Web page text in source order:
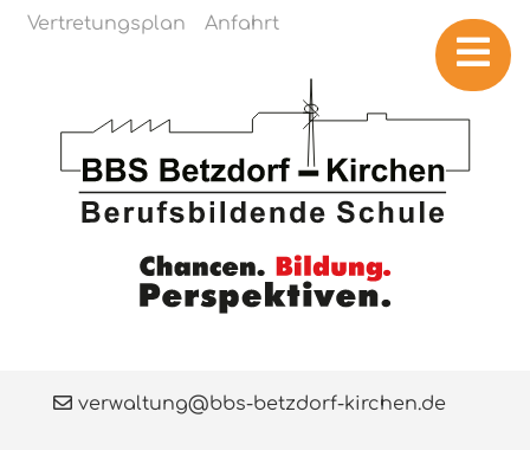
Navigation überspringen
Vertretungsplan Anfahrt
verwaltung@bbs-betzdorf-kirchen.de